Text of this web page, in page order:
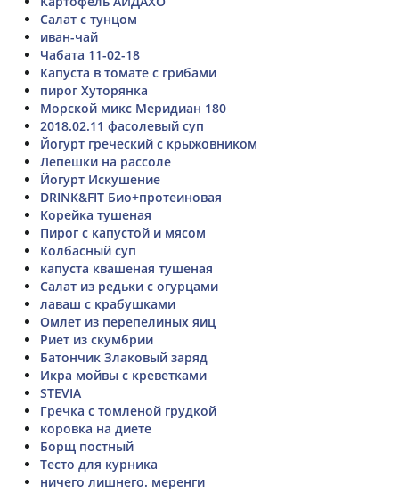
Салат с тунцом
иван-чай
Чабата 11-02-18
Капуста в томате с грибами
пирог Хуторянка
Морской микс Меридиан 180
2018.02.11 фасолевый суп
Йогурт греческий с крыжовником
Лепешки на рассоле
Йогурт Искушение
DRINK&FIT Био+протеиновая
Корейка тушеная
Пирог с капустой и мясом
Колбасный суп
капуста квашеная тушеная
Салат из редьки с огурцами
лаваш с крабушками
Омлет из перепелиных яиц
Риет из скумбрии
Батончик Злаковый заряд
Икра мойвы с креветками
STEVIA
Гречка с томленой грудкой
коровка на диете
Борщ постный
Тесто для курника
ничего лишнего. меренги